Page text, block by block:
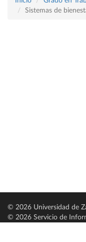
Sistemas de
© 2026 Universidad de
© 2026 Servicio de